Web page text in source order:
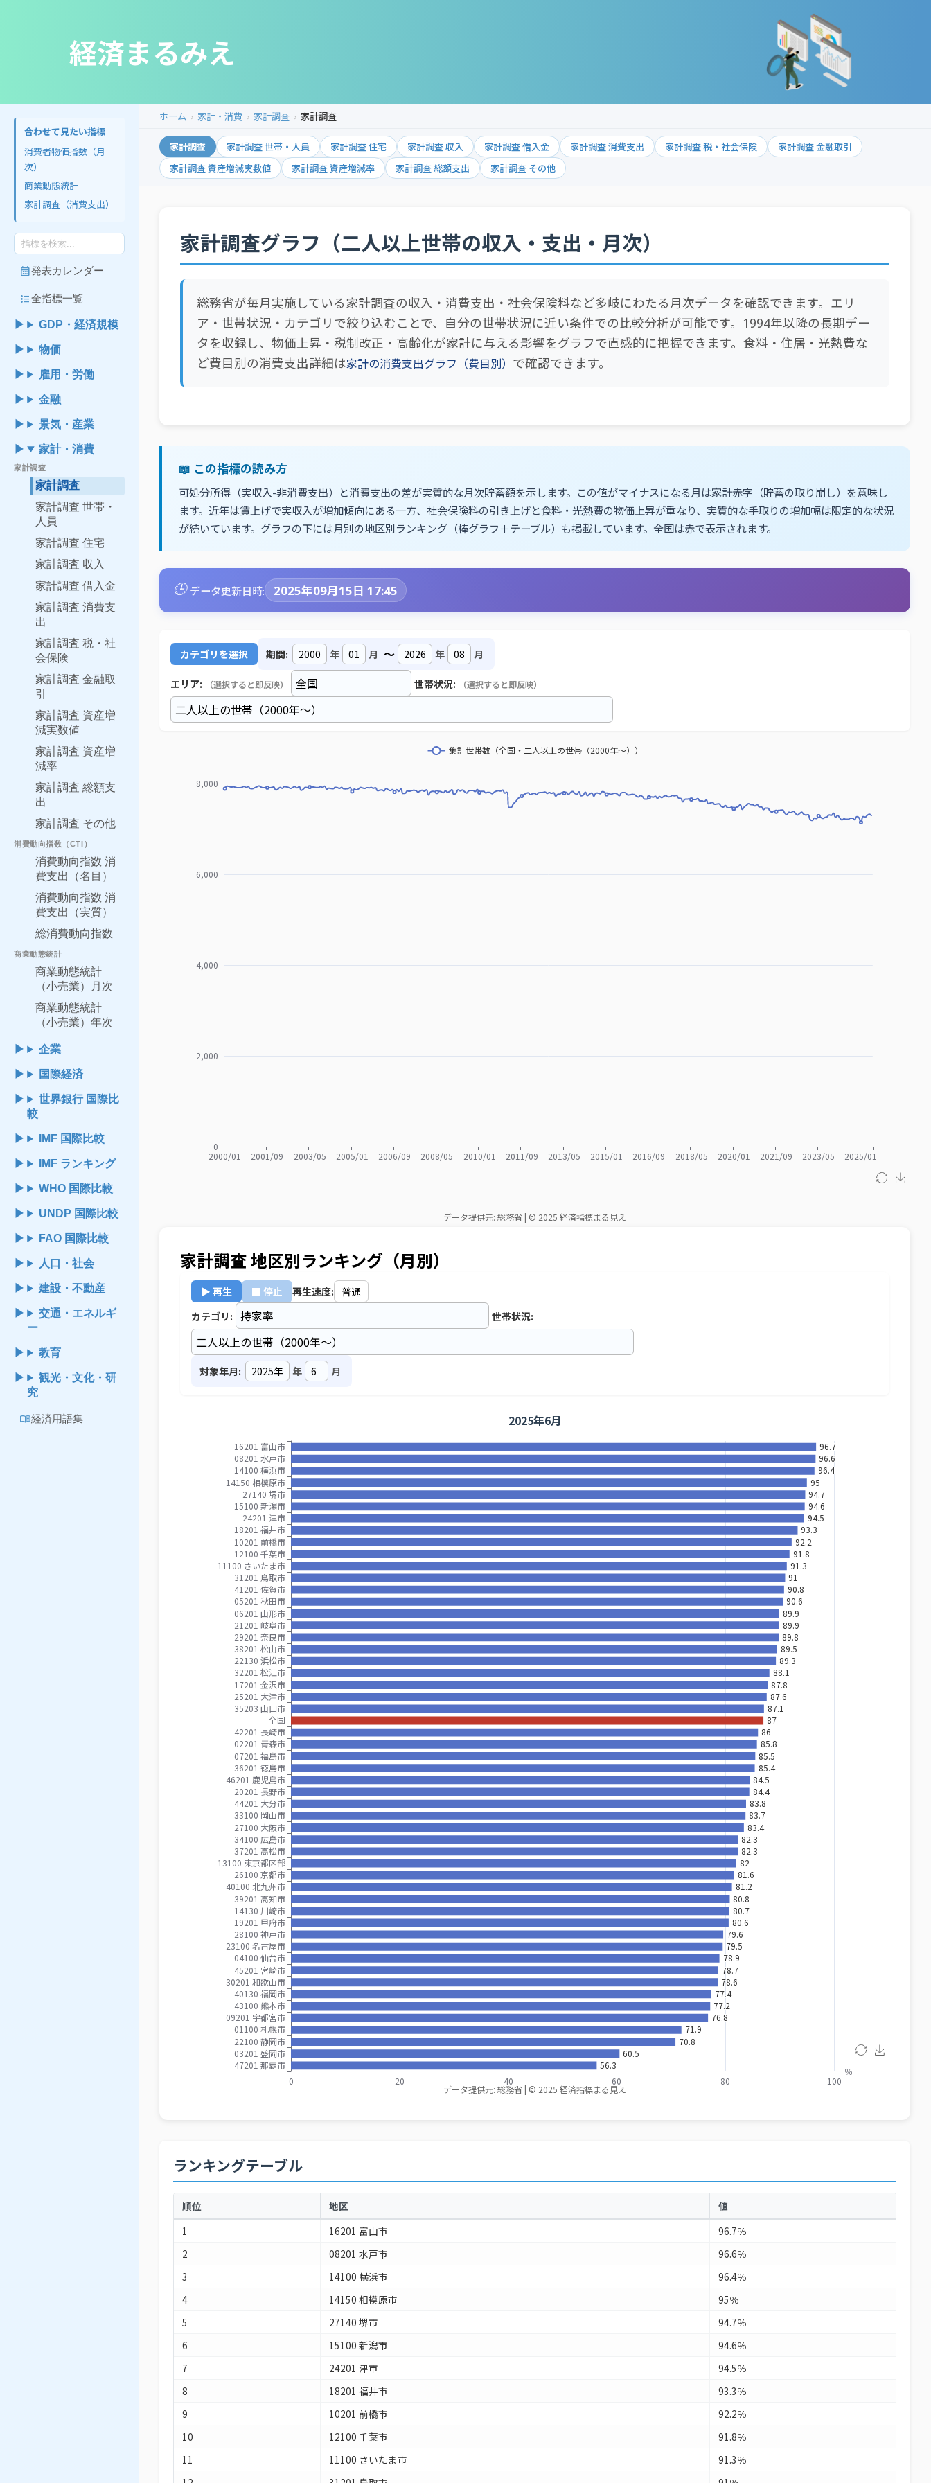
経済まるみえ
合わせて見たい指標
消費者物価指数（月
次）
商業動態統計
家計調査（消費支出）
calendar_month発表カレンダー
format_list_bulleted全指標一覧
GDP・経済規模
物価
雇用・労働
金融
景気・産業
家計・消費
家計調査
家計調査
家計調査 世帯・
人員
家計調査 住宅
家計調査 収入
家計調査 借入金
家計調査 消費支
出
家計調査 税・社
会保険
家計調査 金融取
引
家計調査 資産増
減実数値
家計調査 資産増
減率
家計調査 総額支
出
家計調査 その他
消費動向指数（CTI）
消費動向指数 消
費支出（名目）
消費動向指数 消
費支出（実質）
総消費動向指数
商業動態統計
商業動態統計
（小売業）月次
商業動態統計
（小売業）年次
企業
国際経済
世界銀行 国際比
較
IMF 国際比較
IMF ランキング
WHO 国際比較
UNDP 国際比較
FAO 国際比較
人口・社会
建設・不動産
交通・エネルギ
ー
教育
観光・文化・研
究
menu_book経済用語集
ホーム 家計・消費 家計調査 家計調査
家計調査 家計調査 世帯・人員 家計調査 住宅 家計調査 収入 家計調査 借入金 家計調査 消費支出 家計調査 税・社会保険
家計調査 金融取引
家計調査 資産増減実数値
家計調査 資産増減率 家計調査 総額支出 家計調査 その他
家計調査グラフ（二人以上世帯の収入・支出・月次）
総務省が毎月実施している家計調査の収入・消費支出・社会保険料など多岐にわたる月次データを確認できます。エリ
ア・世帯状況・カテゴリで絞り込むことで、自分の世帯状況に近い条件での比較分析が可能です。1994年以降の長期デー
タを収録し、物価上昇・税制改正・高齢化が家計に与える影響をグラフで直感的に把握できます。食料・住居・光熱費な
ど費目別の消費支出詳細は家計の消費支出グラフ（費目別） で確認できます。
📖 この指標の読み方
可処分所得（実収入-非消費支出）と消費支出の差が実質的な月次貯蓄額を示します。この値がマイナスになる月は家計赤字（貯蓄の取り崩し）を意味し
ます。近年は賃上げで実収入が増加傾向にある一方、社会保険料の引き上げと食料・光熱費の物価上昇が重なり、実質的な手取りの増加幅は限定的な状況
が続いています。グラフの下には月別の地区別ランキング（棒グラフ＋テーブル）も掲載しています。全国は赤で表示されます。
🕒 データ更新日時: 2025年09月15日 17:45
カテゴリを選択 期間: 年 月 ～ 年 月
エリア: （選択すると即反映） 世帯状況: （選択すると即反映）
家計調査 地区別ランキング（月別）
▶ 再生 ■ 停止
再生速度:
カテゴリ:
世帯状況:
対象年月: 年 月
ランキングテーブル
順位 地区
値
1
16201 富山市
96.7％
2
08201 水戸市
96.6％
3
14100 横浜市
96.4％
4
14150 相模原市
95％
5
27140 堺市
94.7％
6
15100 新潟市
94.6％
7
24201 津市
94.5％
8
18201 福井市
93.3％
9
10201 前橋市
92.2％
10
12100 千葉市
91.8％
11
11100 さいたま市
91.3％